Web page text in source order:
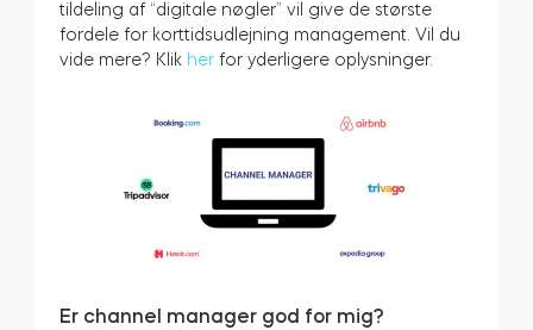
tildeling af “digitale nøgler” vil give de største
fordele for korttidsudlejning management. Vil du
vide mere? Klik her for yderligere oplysninger.
Er channel manager god for mig?